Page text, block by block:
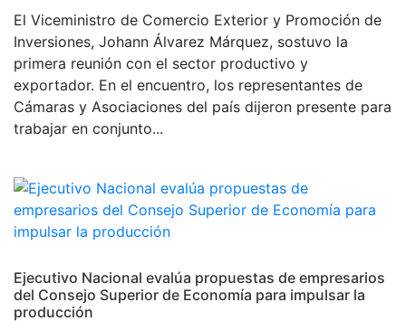
El Viceministro de Comercio Exterior y Promoción de
Inversiones, Johann Álvarez Márquez, sostuvo la
primera reunión con el sector productivo y
exportador. En el encuentro, los representantes de
Cámaras y Asociaciones del país dijeron presente para
trabajar en conjunto...
Ejecutivo Nacional evalúa propuestas de empresarios
del Consejo Superior de Economía para impulsar la
producción